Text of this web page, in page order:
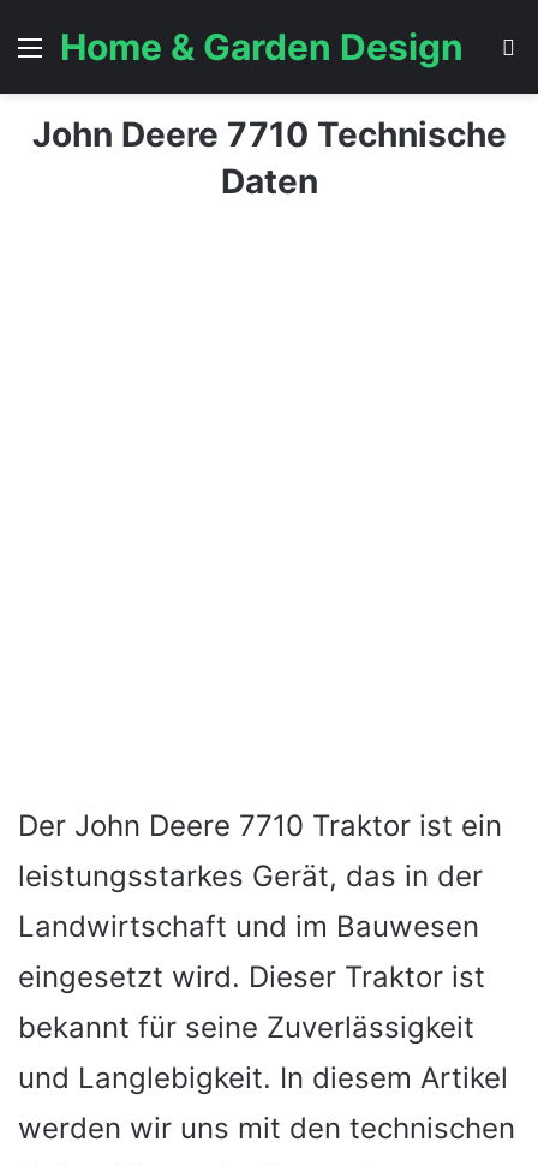
Menü
Home & Garden Design
John Deere 7710 Technische
Daten
Der John Deere 7710 Traktor ist ein
leistungsstarkes Gerät, das in der
Landwirtschaft und im Bauwesen
eingesetzt wird. Dieser Traktor ist
bekannt für seine Zuverlässigkeit
und Langlebigkeit. In diesem Artikel
werden wir uns mit den technischen